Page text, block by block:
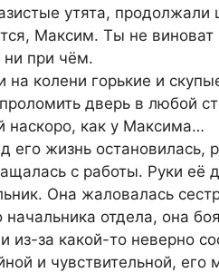
утята, продолжали
Максим. Ты не
ни при чём.
колени горькие и
дверь в любой
наскоро, как у Максима…
его жизнь остановилась,
с работы. Руки её
Она жаловалась
отдела, она
из-за какой-то неверно
и чувствительной,